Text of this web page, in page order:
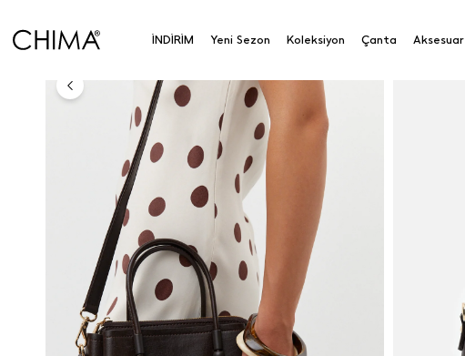
İNDİRİM Yeni Sezon Koleksiyon Çanta Aksesuar
Anasayfa